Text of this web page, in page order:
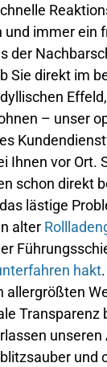
und immer ein
der
Sie direkt im
– unser
Ihnen vor Ort.
schon direkt
lästige
alter
hakt
allergrößten
Transparenz
und